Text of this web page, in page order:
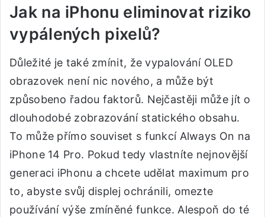
Jak na iPhonu eliminovat riziko
vypálených pixelů?
Důležité je také zmínit, že vypalování OLED
obrazovek není nic nového, a může být
způsobeno řadou faktorů. Nejčastěji může jít o
dlouhodobé zobrazování statického obsahu.
To může přímo souviset s funkcí Always On na
iPhone 14 Pro. Pokud tedy vlastníte nejnovější
generaci iPhonu a chcete udělat maximum pro
to, abyste svůj displej ochránili, omezte
používání výše zmíněné funkce. Alespoň do té